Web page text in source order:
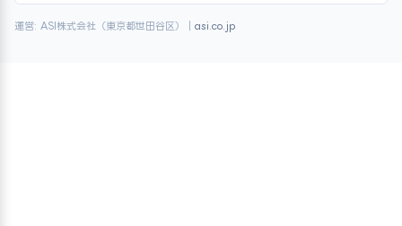
運営: ASI株式会社（東京都世田谷区）｜ asi.co.jp